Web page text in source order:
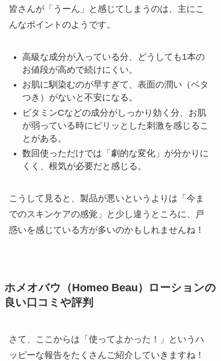
皆さんが「うーん」と感じてしまうのは、主にこ
んなポイントのようです。
高級な成分が入っている分、どうしても1本の
お値段が高めで続けにくい。
お肌に馴染むのが早すぎて、表面の潤い（ベタ
つき）がないと不安になる。
ビタミンCなどの成分がしっかり効く分、お肌
が弱っている時にピリッとした刺激を感じるこ
とがある。
数回使っただけでは「劇的な変化」が分かりに
くく、根気が必要だと感じる。
こうして見ると、製品が悪いというよりは「今ま
でのスキンケアの感覚」と少し違うところに、戸
惑いを感じている方が多いのかもしれませんね！
ホメオバウ（Homeo Beau）ローションの
良い口コミや評判
さて、ここからは「使ってよかった！」というハ
ッピーな報告をたくさんご紹介していきますね！